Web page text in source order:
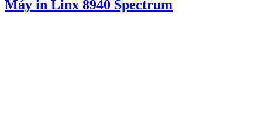
Máy in Linx 8940 Spectrum